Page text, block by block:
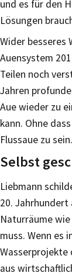
und es für den
Lösungen
Wider besseres
Auensystem
Teilen noch
Jahren
Aue wieder zu
kann. Ohne
Flussaue zu sein.
Selbst
Liebmann
20.
Naturräume
muss. Wenn es
Wasserprojekte
aus